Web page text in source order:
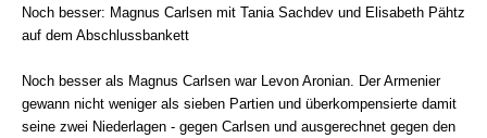
Noch besser: Magnus Carlsen mit Tania Sachdev und Elisabeth Pähtz
auf dem Abschlussbankett
Noch besser als Magnus Carlsen war Levon Aronian. Der Armenier
gewann nicht weniger als sieben Partien und überkompensierte damit
seine zwei Niederlagen - gegen Carlsen und ausgerechnet gegen den